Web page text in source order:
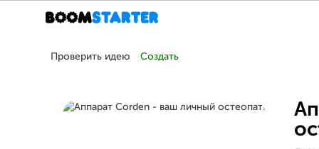
Проверить идею Создать